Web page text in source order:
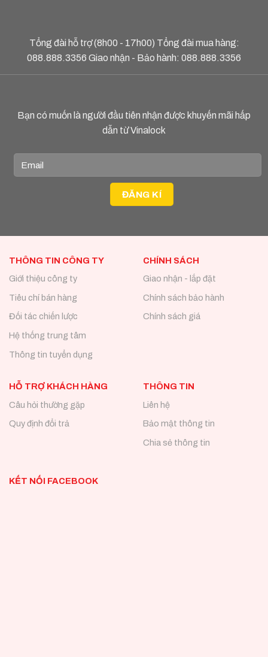
Tổng đài hỗ trợ (8h00 - 17h00) Tổng đài mua hàng:
088.888.3356 Giao nhận - Bảo hành: 088.888.3356
Bạn có muốn là người đầu tiên nhận được khuyến mãi hấp
dẫn từ Vinalock
THÔNG TIN CÔNG TY
Giới thiệu công ty
Tiêu chí bán hàng
Đối tác chiến lược
Hệ thống trung tâm
Thông tin tuyển dụng
CHÍNH SÁCH
Giao nhận - lắp đặt
Chính sách bảo hành
Chính sách giá
HỖ TRỢ KHÁCH HÀNG
Câu hỏi thường gặp
Quy định đổi trả
THÔNG TIN
Liên hệ
Bảo mật thông tin
Chia sẻ thông tin
KẾT NỐI FACEBOOK